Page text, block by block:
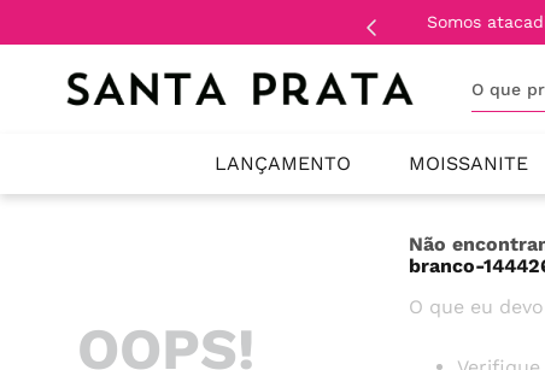
LANÇAMENTO MOISSANITE
OOPS!
Não
branco-
O que eu